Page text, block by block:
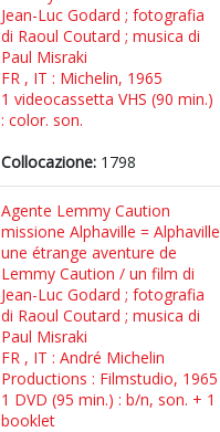
Jean-Luc Godard ; fotografia
di Raoul Coutard ; musica di
Paul Misraki
FR , IT : Michelin, 1965
1 videocassetta VHS (90 min.)
: color. son.
Collocazione: 1798
Agente Lemmy Caution
missione Alphaville = Alphaville
une étrange aventure de
Lemmy Caution / un film di
Jean-Luc Godard ; fotografia
di Raoul Coutard ; musica di
Paul Misraki
FR , IT : André Michelin
Productions : Filmstudio, 1965
1 DVD (95 min.) : b/n, son. + 1
booklet